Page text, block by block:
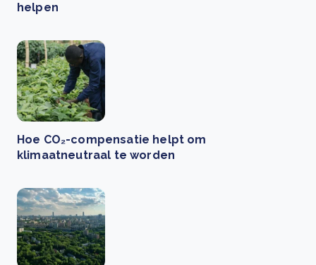
helpen
Hoe CO₂-compensatie helpt om
klimaatneutraal te worden